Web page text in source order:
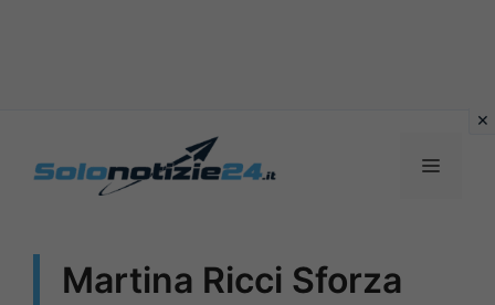
MENU
Martina Ricci Sforza